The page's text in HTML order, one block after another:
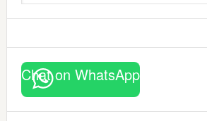
Chat on WhatsApp